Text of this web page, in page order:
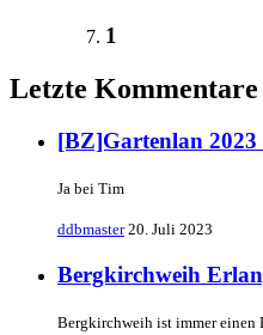
1
Letzte Kommentare
[BZ]Gartenlan
Ja bei Tim
ddbmaster 20. Juli 2023
Bergkirchweih
Bergkirchweih ist immer einen